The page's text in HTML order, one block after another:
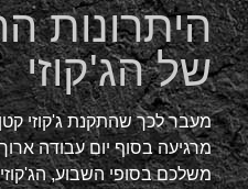
היתרונות
של הג'קוזי
מעבר לכך שהתקנת ג'קוזי
מרגיעה בסוף יום עבודה
משלכם בסופי השבוע,